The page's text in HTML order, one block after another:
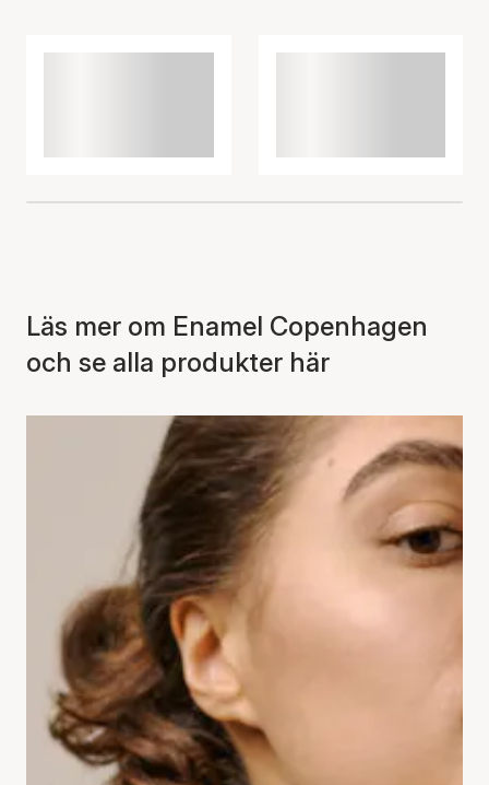
Läs mer om Enamel Copenhagen
och se alla produkter här